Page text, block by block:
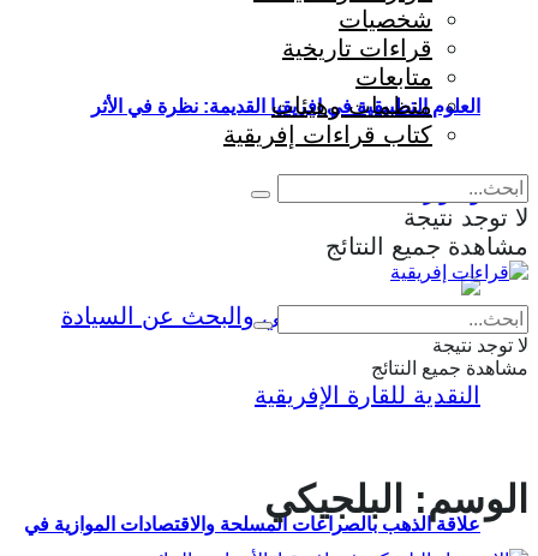
العلوم التطبيقية في إفريقيا القديمة: نظرة في الأثر
والمؤثرات
علاقة الذهب بالصراعات المسلحة والاقتصادات الموازية في
شخصيات
قراءات تاريخية
متابعات
منظمات وهيئات
كتاب قراءات إفريقية
لا توجد نتيجة
مشاهدة جميع النتائج
لا توجد نتيجة
مشاهدة جميع النتائج
الوسم: البلجيكي